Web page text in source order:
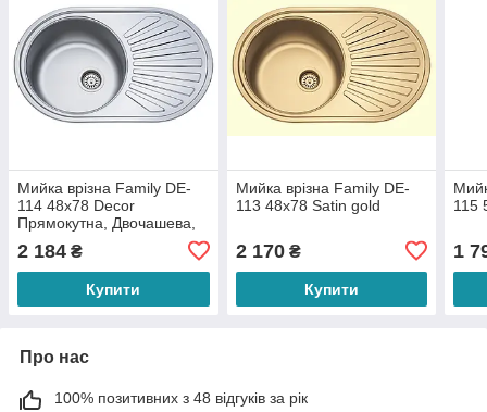
Мийка врізна Family DE-
114 48х78 Decor
Прямокутна, Двочашева,
2 184 ₴
Купити
Мийка врізна Family DE-
113 48х78 Satin gold
2 170₴
Купити
115
1
Про нас
100% позитивних з 48 відгуків за рік